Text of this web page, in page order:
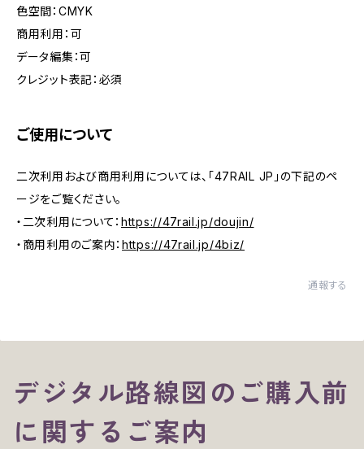
色空間：CMYK
商用利用：可
データ編集：可
クレジット表記：必須
ご使用について
二次利用および商用利用については、「47RAIL JP」の下記のペ
ージをご覧ください。
・二次利用について： https://47rail.jp/doujin/
・商用利用のご案内： https://47rail.jp/4biz/
通報する
デジタル路線図のご購入前
に関するご案内